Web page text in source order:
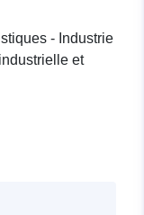
- Industrie
et